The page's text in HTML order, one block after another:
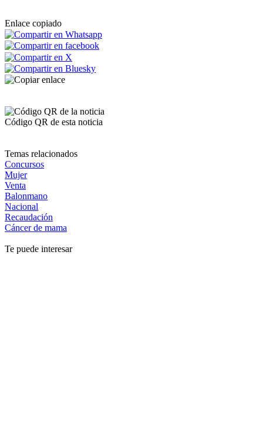
Enlace copiado
Código QR de esta noticia
Temas relacionados
Concursos
Mujer
Venta
Balonmano
Nacional
Recaudación
Cáncer de mama
Te puede interesar